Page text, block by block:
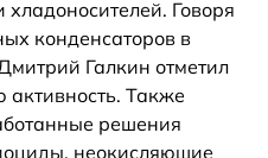
Говоря
конденсаторов в
Галкин отметил
Также
решения
неокисляющие